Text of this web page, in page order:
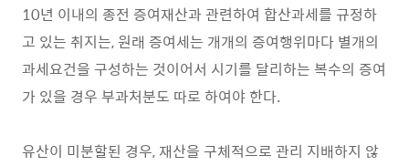
10년 이내의 종전 증여재산과 관련하여 합산과세를 규정하
고 있는 취지는, 원래 증여세는 개개의 증여행위마다 별개의
과세요건을 구성하는 것이어서 시기를 달리하는 복수의 증여
가 있을 경우 부과처분도 따로 하여야 한다.
유산이 미분할된 경우, 재산을 구체적으로 관리 지배하지 않